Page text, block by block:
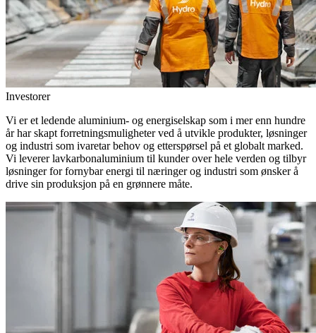
Investorer
Vi er et ledende aluminium- og energiselskap som i mer enn hundre
år har skapt forretningsmuligheter ved å utvikle produkter, løsninger
og industri som ivaretar behov og etterspørsel på et globalt marked.
Vi leverer lavkarbonaluminium til kunder over hele verden og tilbyr
løsninger for fornybar energi til næringer og industri som ønsker å
drive sin produksjon på en grønnere måte.